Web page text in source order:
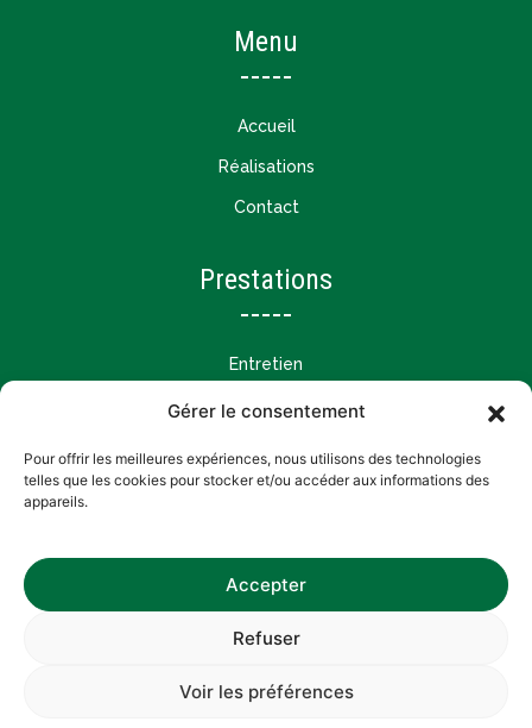
Gérer le consentement
Pour offrir les meilleures expériences, nous utilisons des technologies
telles que les cookies pour stocker et/ou accéder aux informations des
appareils.
Accepter
Refuser
Voir les préférences
Menu
Accueil
Réalisations
Contact
Prestations
Entretien
Création et aménagement
Politique de confidentialité